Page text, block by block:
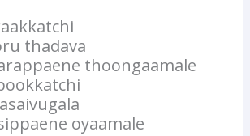
thadava
thoongaamale
oyaamale